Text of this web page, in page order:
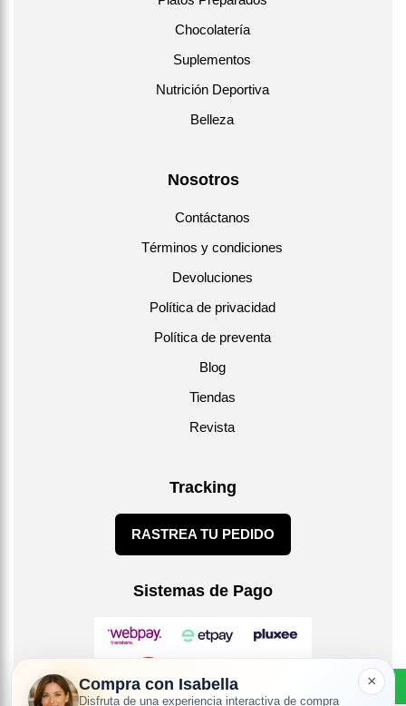
Chocolatería
Suplementos
Nutrición Deportiva
Belleza
Nosotros
Contáctanos
Términos y condiciones
Devoluciones
Política de privacidad
Política de preventa
Blog
Tiendas
Revista
Tracking
RASTREA TU PEDIDO
Sistemas de Pago